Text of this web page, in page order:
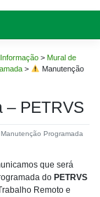
> Mural de
>
Manutenção
– PETRVS
Manutenção Programada
que será
do PETRVS
Remoto e